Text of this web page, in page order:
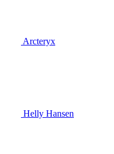
Arcteryx
Helly Hansen